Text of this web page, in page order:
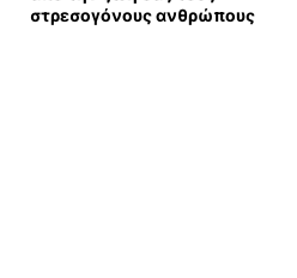
στρεσογόνους ανθρώπους